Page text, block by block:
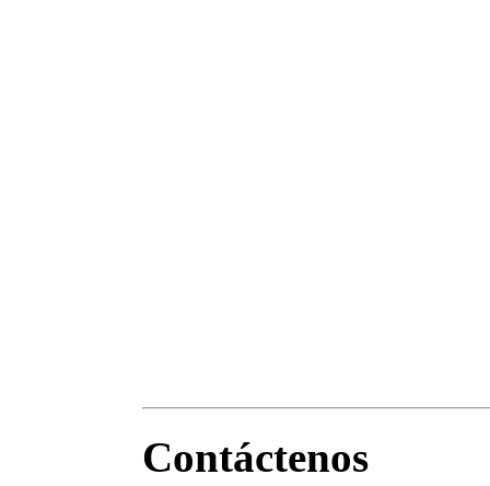
Contáctenos